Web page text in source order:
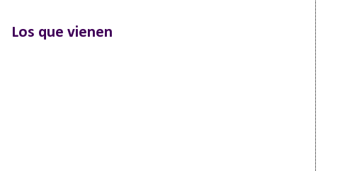
Los que vienen